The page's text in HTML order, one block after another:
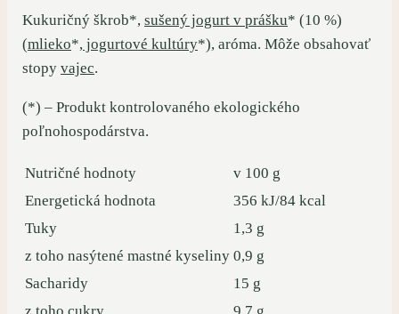
Kukuričný škrob*, sušený jogurt v prášku* (10 %)
(mlieko*, jogurtové kultúry*), aróma. Môže obsahovať
stopy vajec.
(*) – Produkt kontrolovaného ekologického
poľnohospodárstva.
Nutričné hodnoty
v 100 g
Energetická hodnota
356 kJ/84 kcal
Tuky
1,3 g
z toho nasýtené mastné kyseliny 0,9 g
Sacharidy
15 g